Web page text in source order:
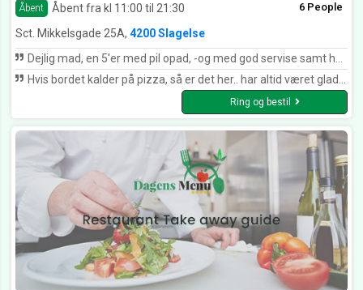
Åbent Åbent fra kl 11:00 til 21:30 6 People
Sct. Mikkelsgade 25A, 4200 Slagelse
Dejlig mad, en 5'er med pil opad, -og med god servise samt hurtig levering. -altid værd at få mad fra !
Hvis bordet kalder på pizza, så er det her.. har altid været glad for den..
Ring og bestil